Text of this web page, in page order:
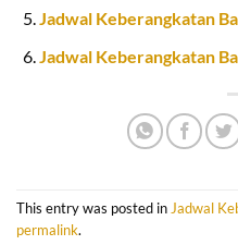
Jadwal Keberangkatan
Jadwal Keberangkatan
This entry was posted inJadwal
permalink.